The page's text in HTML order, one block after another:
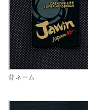
背ネーム